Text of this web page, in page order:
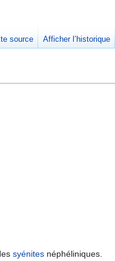
syénites néphéliniques.
source Afficher l’historique